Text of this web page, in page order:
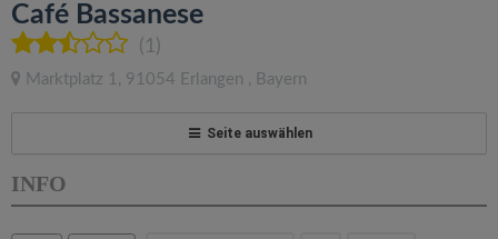
Café Bassanese
(1)
Marktplatz 1 , 91054 Erlangen , Bayern
Seite auswählen
INFO
l
e
a